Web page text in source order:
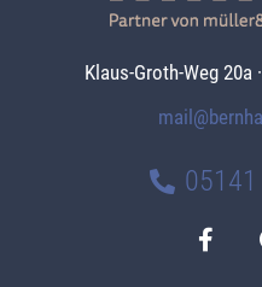
Klaus-Groth-Weg 20a